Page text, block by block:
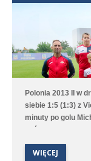
Polonia 2013 II w
siebie 1:5 (1:3) z
minuty po golu
WIĘCEJ